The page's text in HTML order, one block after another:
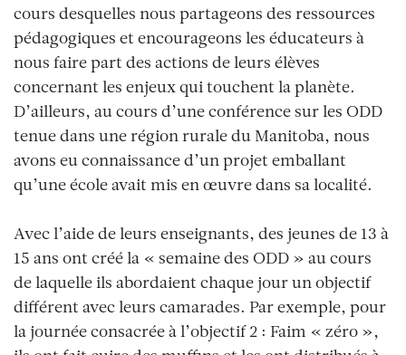
cours desquelles nous partageons des ressources
pédagogiques et encourageons les éducateurs à
nous faire part des actions de leurs élèves
concernant les enjeux qui touchent la planète.
D’ailleurs, au cours d’une conférence sur les ODD
tenue dans une région rurale du Manitoba, nous
avons eu connaissance d’un projet emballant
qu’une école avait mis en œuvre dans sa localité.
Avec l’aide de leurs enseignants, des jeunes de 13 à
15 ans ont créé la « semaine des ODD » au cours
de laquelle ils abordaient chaque jour un objectif
différent avec leurs camarades. Par exemple, pour
la journée consacrée à l’objectif 2 : Faim « zéro »,